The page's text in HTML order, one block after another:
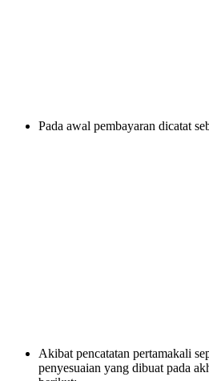
Pada awal pembayaran dicatat
Akibat pencatatan pertamakali
penyesuaian yang dibuat pada